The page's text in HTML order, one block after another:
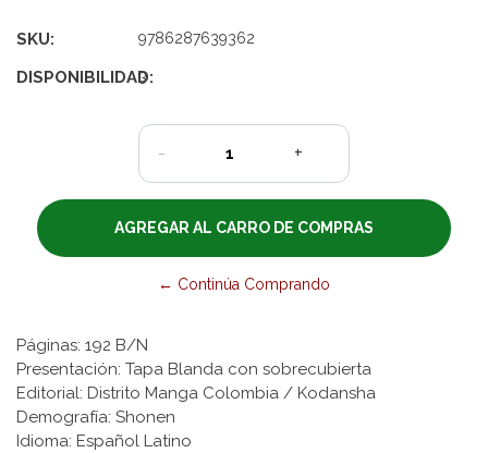
SKU: 9786287639362
DISPONIBILIDAD:
3
- +
← Continúa Comprando
Páginas: 192 B/N
Presentación: Tapa Blanda con sobrecubierta
Editorial: Distrito Manga Colombia / Kodansha
Demografía: Shonen
Idioma: Español Latino